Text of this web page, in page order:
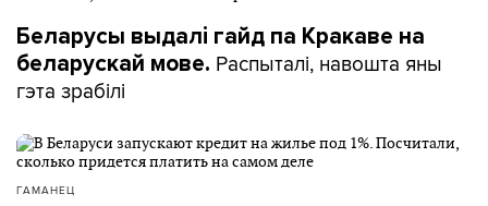
Беларусы выдалі гайд па Кракаве на
беларускай мове. Распыталі, навошта яны
гэта зрабілі
ГАМАНЕЦ